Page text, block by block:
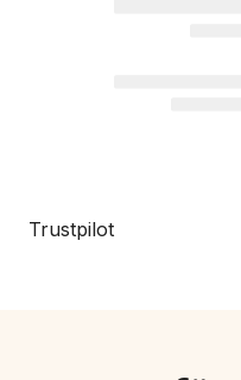
Trustpilot